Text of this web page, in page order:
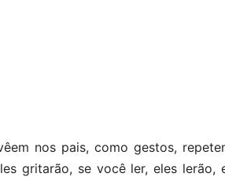
nos pais, como gestos,
gritarão, se você ler, eles lerão,